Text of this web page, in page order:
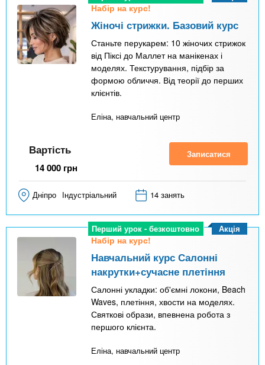
Набір на курс!
Жіночі стрижки. Базовий курс
Станьте перукарем: 10 жіночих стрижок
від Піксі до Маллет на манікенах і
моделях. Текстурування, підбір за
формою обличчя. Від теорії до перших
клієнтів.
Еліна, навчальний центр
Вартість
14 000 грн
Записатися
Дніпро Індустріальний 14 занять
Перший урок - безкоштовно
Набір на курс!
Навчальний курс Салонні
накрутки+сучасне плетіння
Салонні укладки: об'ємні локони, Beach
Waves, плетіння, хвости на моделях.
Святкові образи, впевнена робота з
першого клієнта.
Еліна, навчальний центр
Акція